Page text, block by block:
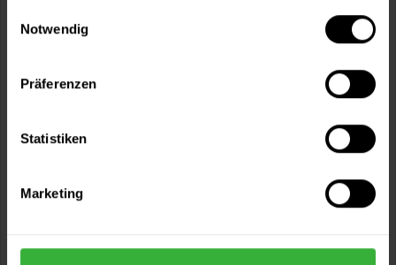
Notwendig
Präferenzen
Statistiken
Marketing
Merken